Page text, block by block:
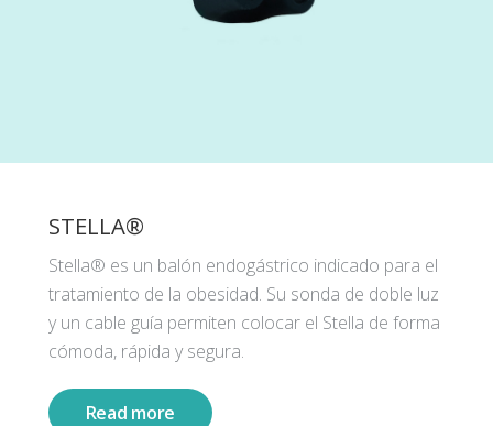
STELLA®
Stella® es un balón endogástrico indicado para el
tratamiento de la obesidad. Su sonda de doble luz
y un cable guía permiten colocar el Stella de forma
cómoda, rápida y segura.
Read more